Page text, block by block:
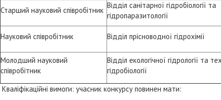
Старший науковий співробітник
Відділ санітарної гідробіології та
гідропаразитології
Науковий співробітник Відділ прісноводної гідрохімії
Молодший науковий
співробітник
Відділ екологічної гідрології та
гідробіології
Кваліфікаційні вимоги: учасник конкурсу повинен мати: